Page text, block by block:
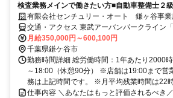
検査業務メインで働きたい方■自動車整備士２
有限会社センチュリー・オート 鎌ヶ谷事業
交通・アクセス 東武アーバンパークライン
分
月給350,000円～600,100円
千葉県鎌ケ谷市
勤務時間詳細 総労働時間：1年あたり2000
～18:00（休憩90分） ※店舗は19:00まで営
務は上記時間です。 ※月平均残業時間は22時
仕事内容 ＼あなたはもっと評価されるべき